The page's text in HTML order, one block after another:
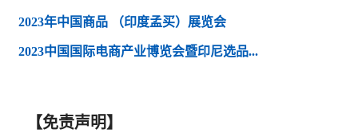
2023年中国商品 （印度孟买）展览会
2023中国国际电商产业博览会暨印尼选品...
【免责声明】